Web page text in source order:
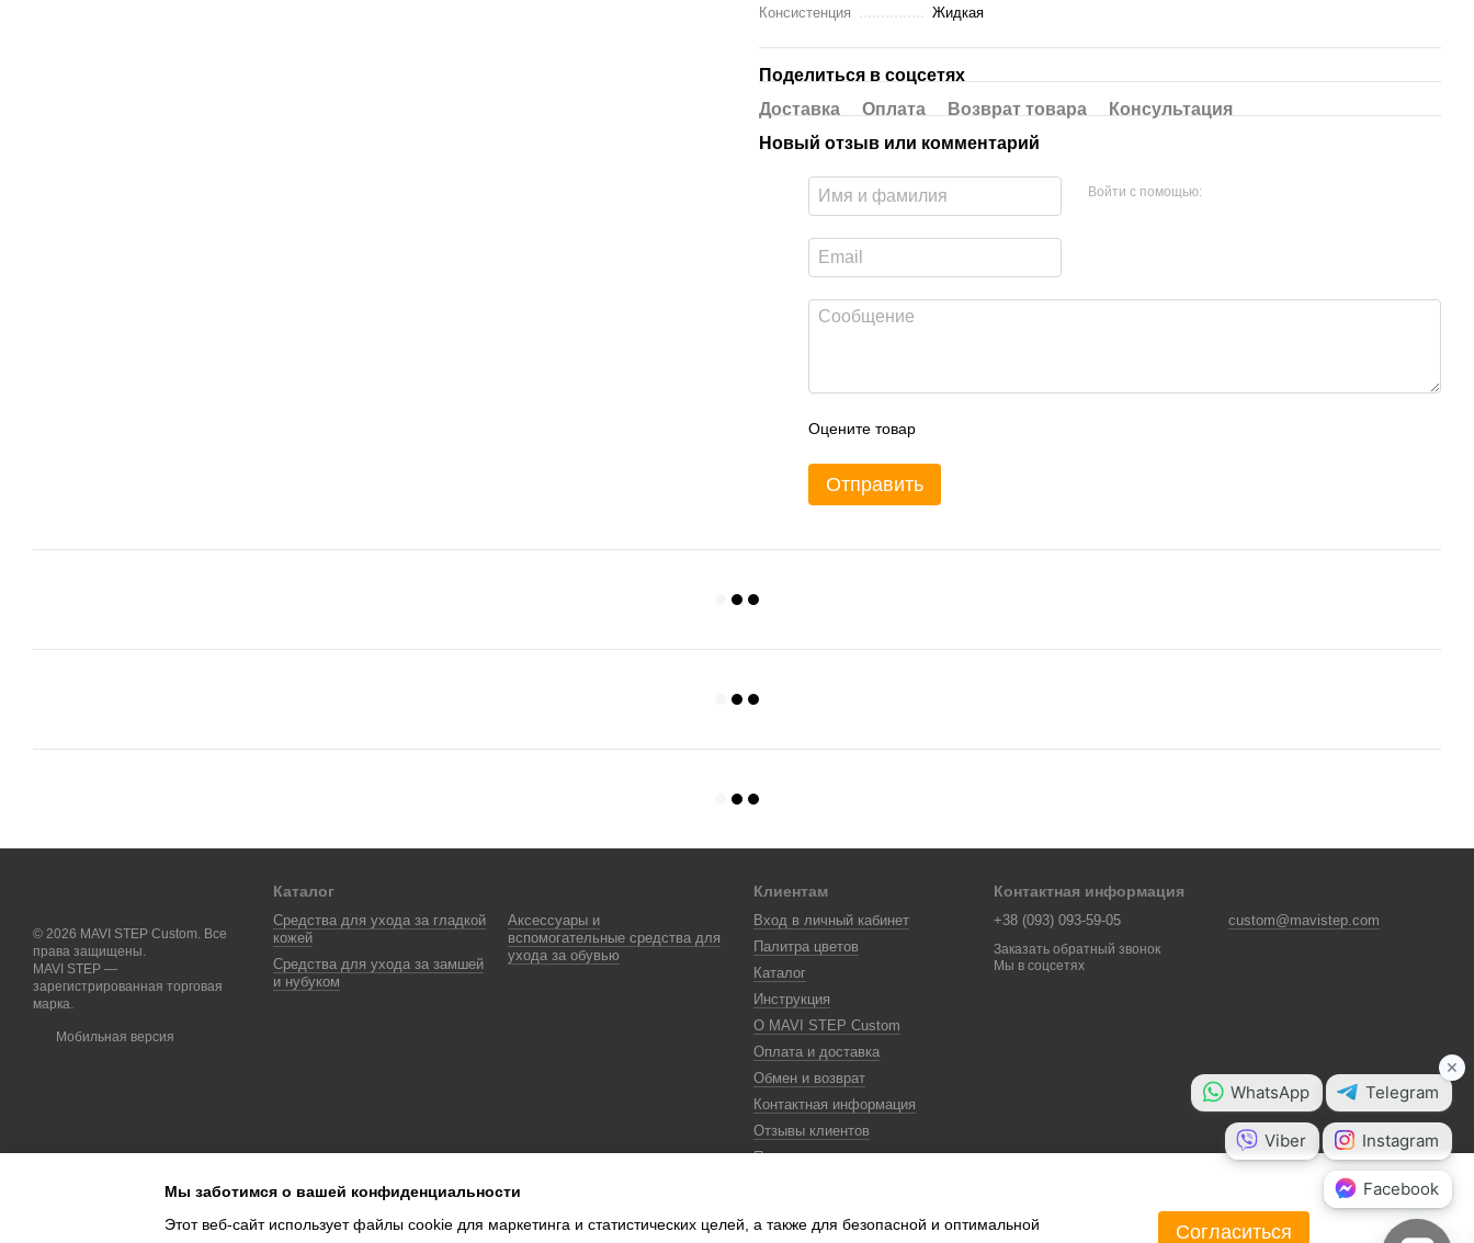
Консистенция Жидкая
Поделиться в соцсетях
Доставка
Оплата Возврат товара
Консультация
Новый отзыв или комментарий
Войти с помощью:
Оцените товар
Отправить
© 2026 MAVI STEP Custom. Все
права защищены.
MAVI STEP —
зарегистрированная торговая
марка.
Мобильная версия
Каталог
Средства для ухода за гладкой
кожей
Средства для ухода за замшей
и нубуком
Аксессуары и
вспомогательные средства для
ухода за обувью
Клиентам
Вход в личный кабинет
Палитра цветов
Каталог
Инструкция
О MAVI STEP Custom
Оплата и доставка
Обмен и возврат
Контактная информация
Отзывы клиентов
Политика
Цифровой сканер цвета
Контактная информация
+38 (093) 093-59-05
Заказать обратный звонок
custom@mavistep.com
Мы в соцсетях
Мы заботимся о вашей конфиденциальности
Этот веб-сайт использует файлы cookie для маркетинга и статистических целей, а также для безопасной и оптимальной
Согласиться